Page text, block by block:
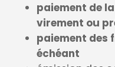
paiement de
virement ou
paiement des
échéant